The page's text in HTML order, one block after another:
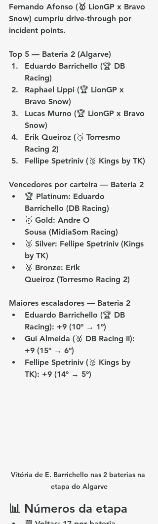
Fernando Afonso (🥇 LionGP x Bravo
Snow) cumpriu drive-through por
incident points.
Top 5 — Bateria 2 (Algarve)
Eduardo Barrichello (🏆 DB
Racing)
Raphael Lippi (🏆 LionGP x
Bravo Snow)
Lucas Murno (🏆 LionGP x Bravo
Snow)
Erik Queiroz (🥉 Torresmo
Racing 2)
Fellipe Spetriniv (🥈 Kings by TK)
Vencedores por carteira — Bateria 2
🏆 Platinum: Eduardo
Barrichello (DB Racing)
🥇 Gold: Andre O
Sousa (MidiaSom Racing)
🥈 Silver: Fellipe Spetriniv (Kings
by TK)
🥉 Bronze: Erik
Queiroz (Torresmo Racing 2)
Maiores escaladores — Bateria 2
Eduardo Barrichello (🏆 DB
Racing): +9 (10º → 1º)
Gui Almeida (🥉 DB Racing II):
+9 (15º → 6º)
Fellipe Spetriniv (🥈 Kings by
TK): +9 (14º → 5º)
Vitória de E. Barrichello nas 2 baterias na
etapa do Algarve
📊 Números da etapa